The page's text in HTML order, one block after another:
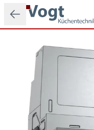
Zum Hauptinhalt springen